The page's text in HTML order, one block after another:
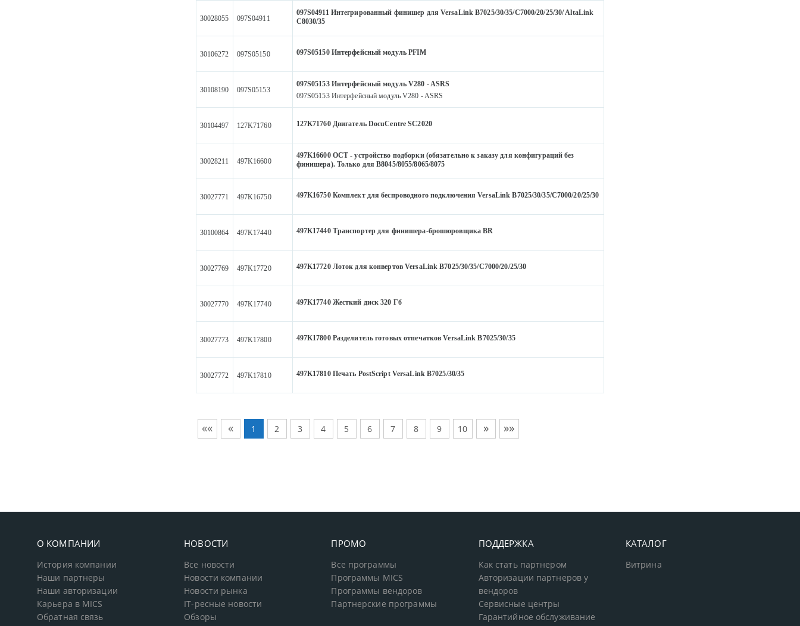
30028055 097S04911
097S04911 Интегрированный финишер для VersaLink B7025/30/35/C7000/20/25/30/ AltaLink
C8030/35
30106272 097S05150 097S05150 Интерфейсный модуль PFIM
30108190 097S05153
097S05153 Интерфейсный модуль V280 - ASRS
097S05153 Интерфейсный модуль V280 - ASRS
30104497 127K71760 127K71760 Двигатель DocuCentre SC2020
30028211 497K16600
497K16600 OCT - устройство подборки (обязательно к заказу для конфигураций без
финишера). Только для B8045/8055/8065/8075
30027771 497K16750 497K16750 Комплект для беспроводного подключения VersaLink B7025/30/35/C7000/20/25/30
30100864 497K17440 497K17440 Транспортер для финишера-брошюровщика BR
30027769 497K17720 497K17720 Лоток для конвертов VersaLink B7025/30/35/C7000/20/25/30
30027770 497K17740 497K17740 Жесткий диск 320 Гб
30027773 497K17800 497K17800 Разделитель готовых отпечатков VersaLink B7025/30/35
30027772 497K17810 497K17810 Печать PostScript VersaLink B7025/30/35
«« « 1 2 3 4 5 6 7 8 9 10 » »»
О КОМПАНИИ
История компании
Наши партнеры
Наши авторизации
Карьера в MICS
Обратная связь
НОВОСТИ
Все новости
Новости компании
Новости рынка
IT-ресные новости
Обзоры
ПРОМО
Все программы
Программы MICS
Программы вендоров
Партнерские программы
ПОДДЕРЖКА
Как стать партнером
Авторизации партнеров у
вендоров
Сервисные центры
Гарантийное обслуживание
КАТАЛОГ
Витрина